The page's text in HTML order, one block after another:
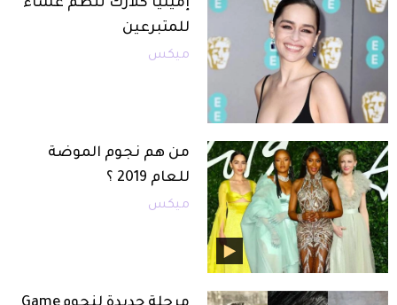
إميليا كلارك تنظم عشاء
للمتبرعين
ميكس
من هم نجوم الموضة
للعام 2019 ؟
ميكس